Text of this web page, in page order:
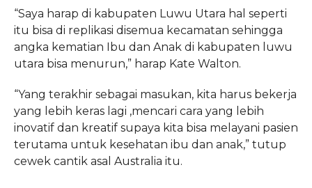
“Saya harap di kabupaten Luwu Utara hal seperti
itu bisa di replikasi disemua kecamatan sehingga
angka kematian Ibu dan Anak di kabupaten luwu
utara bisa menurun,” harap Kate Walton.
“Yang terakhir sebagai masukan, kita harus bekerja
yang lebih keras lagi ,mencari cara yang lebih
inovatif dan kreatif supaya kita bisa melayani pasien
terutama untuk kesehatan ibu dan anak,” tutup
cewek cantik asal Australia itu.